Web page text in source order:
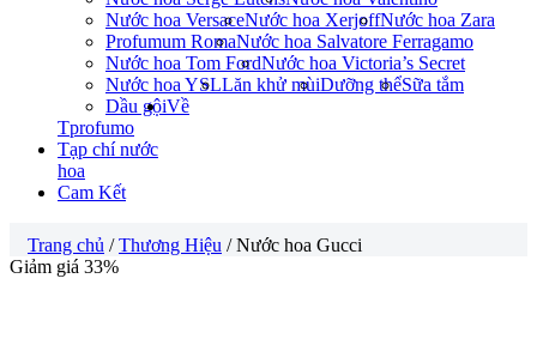
Nước hoa VersaceNước hoa XerjoffNước hoa Zara
Profumum RomaNước hoa Salvatore Ferragamo
Nước hoa Tom FordNước hoa Victoria’s Secret
Nước hoa YSLLăn khử mùiDưỡng thểSữa tắm
Dầu gộiVề
Tprofumo
Tạp chí nước
hoa
Cam Kết
Trang chủ /Thương Hiệu / Nước hoa Gucci
Giảm giá 33%